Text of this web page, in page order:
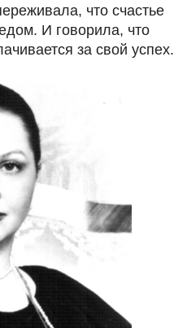
что счастье
И говорила, что
за свой успех.